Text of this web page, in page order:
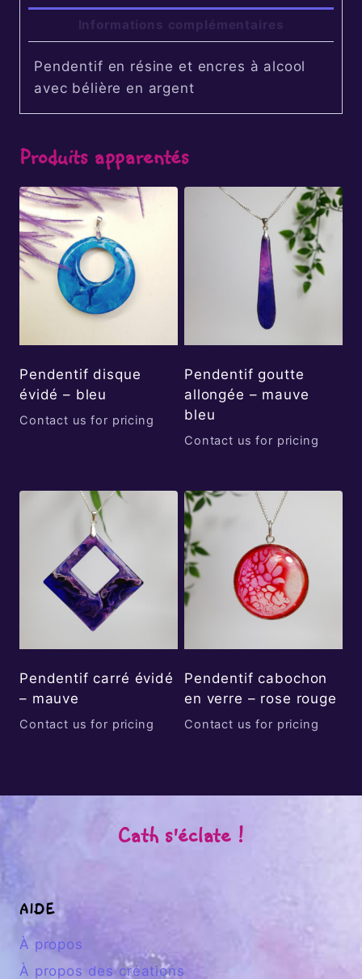
Informations complémentaires
Pendentif en résine et encres à alcool
avec bélière en argent
Produits apparentés
Pendentif disque
évidé – bleu
Contact us for pricing
Pendentif goutte
allongée – mauve
bleu
Contact us for pricing
Pendentif carré évidé
– mauve
Contact us for pricing
Pendentif cabochon
en verre – rose rouge
Contact us for pricing
Cath s'éclate !
AIDE
À propos
À propos des créations